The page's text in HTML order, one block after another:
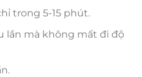
trong 5-15 phút.
lần mà không mất đi độ